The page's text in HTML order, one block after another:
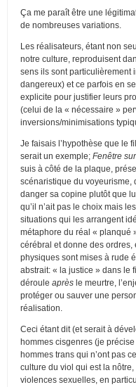
Ça me paraît être une
de nombreuses variations.
Les réalisateurs, étant non
notre culture, reproduisent
sens ils sont particulièrement
dangereux) et ce parfois en
explicite pour justifier leurs
(celui de la « nécessaire »
inversions/minimisations
Je faisais l’hypothèse que le
serait un exemple; Fenêtre
suis à côté de la plaque,
scénaristique du voyeurisme,
danger sa copine plutôt que
qu’il n’ait pas le choix mais
situations qui les arrangent
métaphore du réal « planqué
cérébral et donne des ordres,
physiques sont mises à rude
abstrait: « la justice » dans le
déroule après le meurtre,
protéger ou sauver une
réalisation.
Ceci étant dit (et serait à
hommes cisgenres (je
hommes trans qui n’ont pas
culture du viol qui est la
violences sexuelles, en